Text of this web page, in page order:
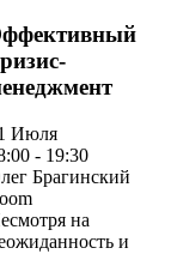
Июля
- 19:30
Брагинский
на
и